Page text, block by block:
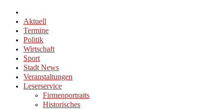
Aktuell
Termine
Politik
Wirtschaft
Sport
Stadt News
Veranstaltungen
Leserservice
Firmenportraits
Historisches